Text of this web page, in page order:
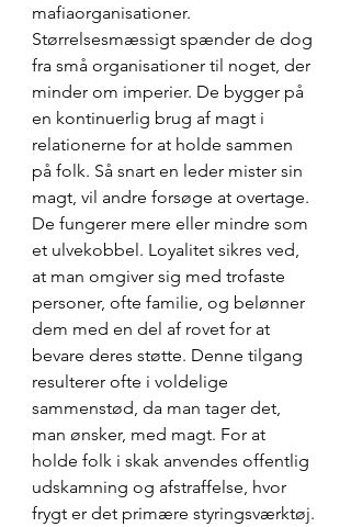
mafiaorganisationer.
Størrelsesmæssigt spænder de dog
fra små organisationer til noget, der
minder om imperier. De bygger på
en kontinuerlig brug af magt i
relationerne for at holde sammen
på folk. Så snart en leder mister sin
magt, vil andre forsøge at overtage.
De fungerer mere eller mindre som
et ulvekobbel. Loyalitet sikres ved,
at man omgiver sig med trofaste
personer, ofte familie, og belønner
dem med en del af rovet for at
bevare deres støtte. Denne tilgang
resulterer ofte i voldelige
sammenstød, da man tager det,
man ønsker, med magt. For at
holde folk i skak anvendes offentlig
udskamning og afstraffelse, hvor
frygt er det primære styringsværktøj.